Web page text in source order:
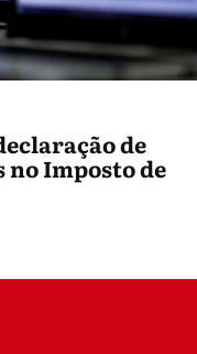
de
no Imposto de